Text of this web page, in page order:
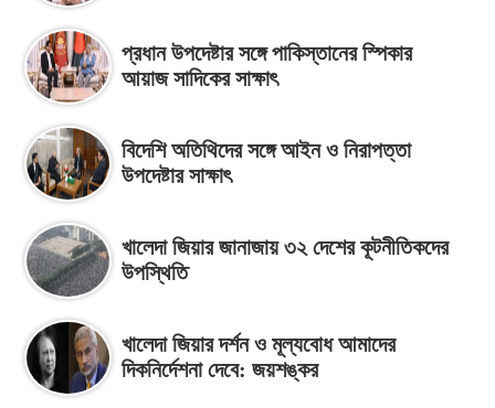
প্রধান উপদেষ্টার সঙ্গে পাকিস্তানের স্পিকার
আয়াজ সাদিকের সাক্ষাৎ
বিদেশি অতিথিদের সঙ্গে আইন ও নিরাপত্তা
উপদেষ্টার সাক্ষাৎ
খালেদা জিয়ার জানাজায় ৩২ দেশের কূটনীতিকদের
উপস্থিতি
খালেদা জিয়ার দর্শন ও মূল্যবোধ আমাদের
দিকনির্দেশনা দেবে: জয়শঙ্কর